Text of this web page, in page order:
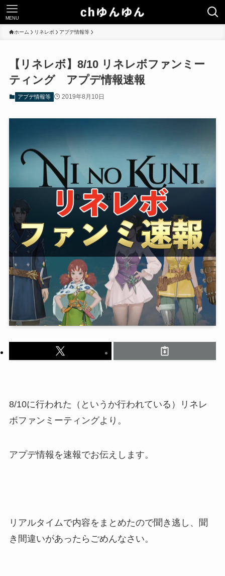
MENU
ホーム リネレボ アプデ情報等
【リネレボ】8/10 リネレボファンミー
ティング アプデ情報速報
アプデ情報等 2019年8月10日
8/10に行われた（というか行われている）リネレ
ボファンミーティングより。
アプデ情報を速報でお伝えします。
リアルタイムで内容をまとめたので聞き逃し、聞
き間違いがあったらごめんなさい。